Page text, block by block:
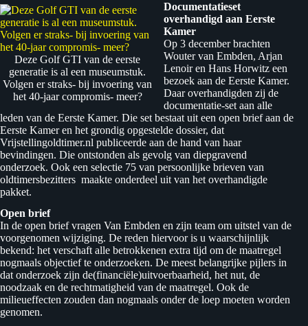
Deze Golf GTI van de eerste
generatie is al een museumstuk.
Volgen er straks- bij invoering van
het 40-jaar compromis- meer?
Documentatieset
overhandigd aan Eerste
Kamer
Op 3 december brachten
Wouter van Embden, Arjan
Lenoir en Hans Horwitz een
bezoek aan de Eerste Kamer.
Daar overhandigden zij de
documentatie-set aan alle
leden van de Eerste Kamer. Die set bestaat uit een open brief aan de
Eerste Kamer en het grondig opgestelde dossier, dat
Vrijstellingoldtimer.nl publiceerde aan de hand van haar
bevindingen. Die ontstonden als gevolg van diepgravend
onderzoek. Ook een selectie 75 van persoonlijke brieven van
oldtimersbezitters maakte onderdeel uit van het overhandigde
pakket.
Open brief
In de open brief vragen Van Embden en zijn team om uitstel van de
voorgenomen wijziging. De reden hiervoor is u waarschijnlijk
bekend: het verschaft alle betrokkenen extra tijd om de maatregel
nogmaals objectief te onderzoeken. De meest belangrijke pijlers in
dat onderzoek zijn de(financiële)uitvoerbaarheid, het nut, de
noodzaak en de rechtmatigheid van de maatregel. Ook de
milieueffecten zouden dan nogmaals onder de loep moeten worden
genomen.